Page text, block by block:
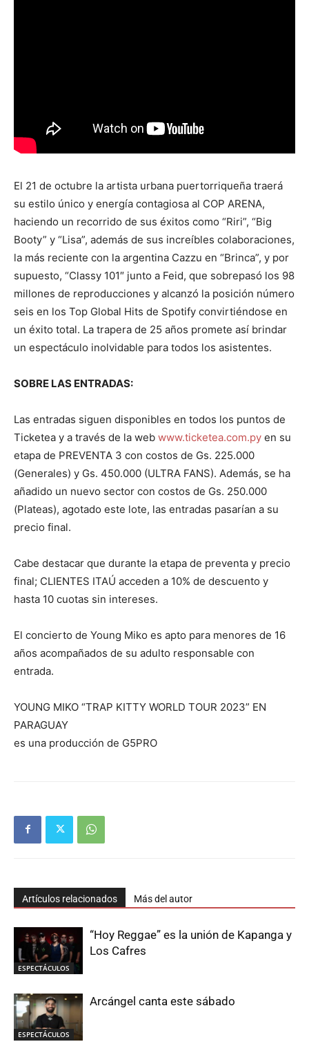
El 21 de octubre la artista urbana puertorriqueña traerá
su estilo único y energía contagiosa al COP ARENA,
haciendo un recorrido de sus éxitos como “Riri”, “Big
Booty” y “Lisa”, además de sus increíbles colaboraciones,
la más reciente con la argentina Cazzu en “Brinca”, y por
supuesto, “Classy 101″ junto a Feid, que sobrepasó los 98
millones de reproducciones y alcanzó la posición número
seis en los Top Global Hits de Spotify convirtiéndose en
un éxito total. La trapera de 25 años promete así brindar
un espectáculo inolvidable para todos los asistentes.
SOBRE LAS ENTRADAS:
Las entradas siguen disponibles en todos los puntos de
Ticketea y a través de la web www.ticketea.com.py en su
etapa de PREVENTA 3 con costos de Gs. 225.000
(Generales) y Gs. 450.000 (ULTRA FANS). Además, se ha
añadido un nuevo sector con costos de Gs. 250.000
(Plateas), agotado este lote, las entradas pasarían a su
precio final.
Cabe destacar que durante la etapa de preventa y precio
final; CLIENTES ITAÚ acceden a 10% de descuento y
hasta 10 cuotas sin intereses.
El concierto de Young Miko es apto para menores de 16
años acompañados de su adulto responsable con
entrada.
YOUNG MIKO “TRAP KITTY WORLD TOUR 2023” EN
PARAGUAY
es una producción de G5PRO
Artículos relacionados Más del autor
ESPECTÁCULOS
“Hoy Reggae” es la unión de Kapanga y
Los Cafres
ESPECTÁCULOS
Arcángel canta este sábado